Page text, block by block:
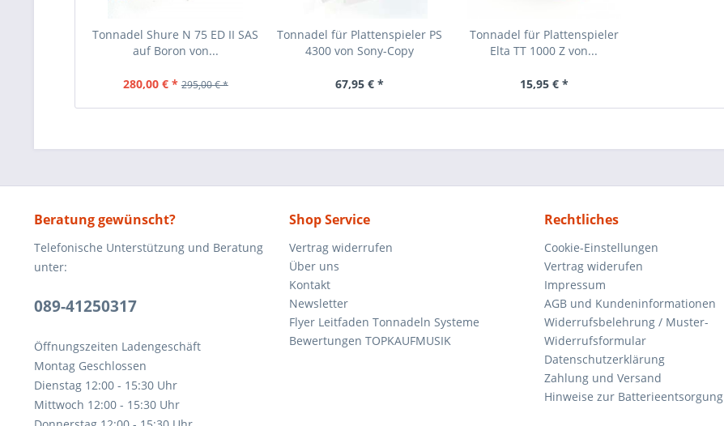
Tonnadel Shure N 75 ED II SAS
auf Boron von...
280,00 € * 295,00 € *
Tonnadel für Plattenspieler PS
4300 von Sony-Copy
67,95 € *
Tonnadel für Plattenspieler
Elta TT 1000 Z von...
15,95 € *
Beratung gewünscht?
Telefonische Unterstützung und Beratung
unter:
089-41250317
Öffnungszeiten Ladengeschäft
Montag Geschlossen
Dienstag 12:00 - 15:30 Uhr
Mittwoch 12:00 - 15:30 Uhr
Shop Service
Vertrag widerrufen
Über uns
Kontakt
Newsletter
Flyer Leitfaden Tonnadeln Systeme
Bewertungen TOPKAUFMUSIK
Rechtliches
Cookie-Einstellungen
Vertrag widerufen
Impressum
AGB und Kundeninformationen
Widerrufsbelehrung / Muster-
Widerrufsformular
Datenschutzerklärung
Zahlung und Versand
Hinweise zur Batterieentsorgung